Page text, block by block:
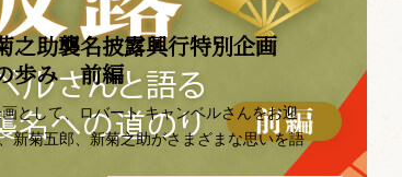
助襲名披露興行特別企画 ――
歩み 前編
として、ロバート キャンベルさんをお迎
新菊五郎、新菊之助がさまざまな思いを語